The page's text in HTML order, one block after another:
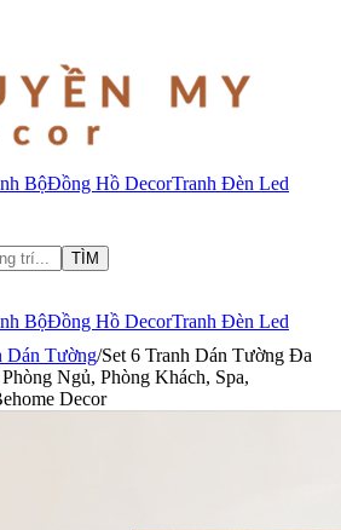
BộĐồng Hồ DecorTranh Đèn Led
TÌM
BộĐồng Hồ DecorTranh Đèn Led
Dán Tường/Set 6 Tranh Dán Tường Đa
Ngủ, Phòng Khách, Spa,
Decor